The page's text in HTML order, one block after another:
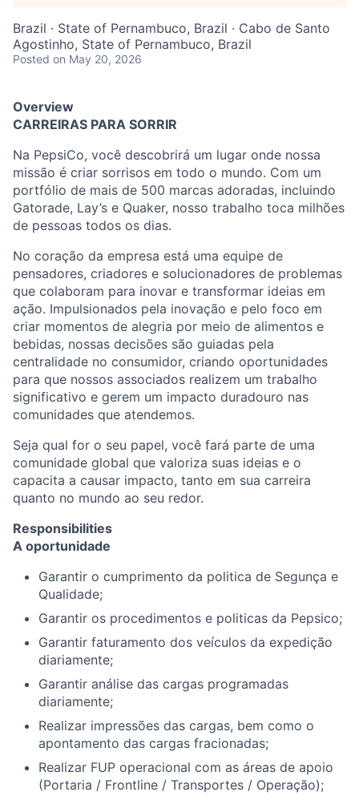
Brazil · State of Pernambuco, Brazil · Cabo de Santo
Agostinho, State of Pernambuco, Brazil
Posted on May 20, 2026
Overview
CARREIRAS PARA SORRIR
Na PepsiCo, você descobrirá um lugar onde nossa
missão é criar sorrisos em todo o mundo. Com um
portfólio de mais de 500 marcas adoradas, incluindo
Gatorade, Lay’s e Quaker, nosso trabalho toca milhões
de pessoas todos os dias.
No coração da empresa está uma equipe de
pensadores, criadores e solucionadores de problemas
que colaboram para inovar e transformar ideias em
ação. Impulsionados pela inovação e pelo foco em
criar momentos de alegria por meio de alimentos e
bebidas, nossas decisões são guiadas pela
centralidade no consumidor, criando oportunidades
para que nossos associados realizem um trabalho
significativo e gerem um impacto duradouro nas
comunidades que atendemos.
Seja qual for o seu papel, você fará parte de uma
comunidade global que valoriza suas ideias e o
capacita a causar impacto, tanto em sua carreira
quanto no mundo ao seu redor.
Responsibilities
A oportunidade
Garantir o cumprimento da politica de Segunça e
Qualidade;
Garantir os procedimentos e politicas da Pepsico;
Garantir faturamento dos veículos da expedição
diariamente;
Garantir análise das cargas programadas
diariamente;
Realizar impressões das cargas, bem como o
apontamento das cargas fracionadas;
Realizar FUP operacional com as áreas de apoio
(Portaria / Frontline / Transportes / Operação);